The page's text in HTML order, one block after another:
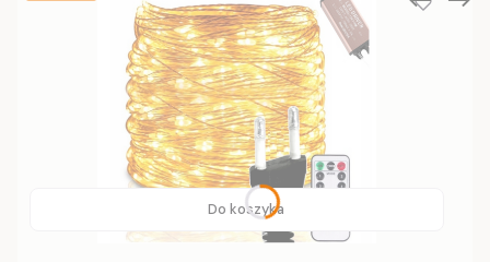
Do koszyka